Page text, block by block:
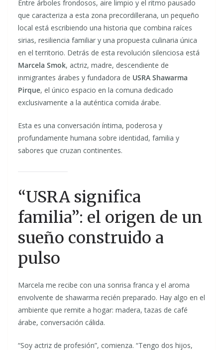
Entre árboles frondosos, aire limpio y el ritmo pausado
que caracteriza a esta zona precordillerana, un pequeño
local está escribiendo una historia que combina raíces
sirias, resiliencia familiar y una propuesta culinaria única
en el territorio. Detrás de esta revolución silenciosa está
Marcela Smok, actriz, madre, descendiente de
inmigrantes árabes y fundadora de USRA Shawarma
Pirque, el único espacio en la comuna dedicado
exclusivamente a la auténtica comida árabe.
Esta es una conversación íntima, poderosa y
profundamente humana sobre identidad, familia y
sabores que cruzan continentes.
“USRA significa
familia”: el origen de un
sueño construido a
pulso
Marcela me recibe con una sonrisa franca y el aroma
envolvente de shawarma recién preparado. Hay algo en el
ambiente que remite a hogar: madera, tazas de café
árabe, conversación cálida.
“Soy actriz de profesión”, comienza. “Tengo dos hijos,